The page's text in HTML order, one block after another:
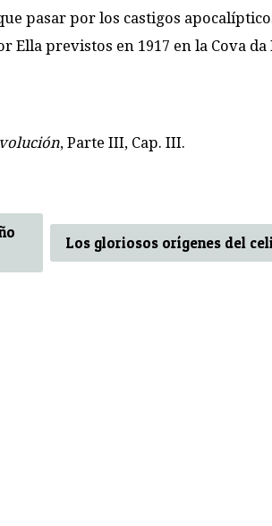
pasar por los castigos
previstos en 1917 en la Cova da
, Parte III, Cap. III.
Los gloriosos orígenes del